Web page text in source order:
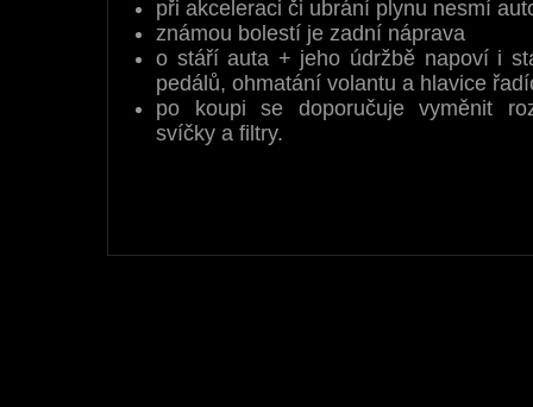
při akceleraci či ubrání plynu nesmí
známou bolestí je zadní náprava
o stáří auta + jeho údržbě napoví i
pedálů, ohmatání volantu a hlavice
po koupi se doporučuje vyměnit
svíčky a filtry.